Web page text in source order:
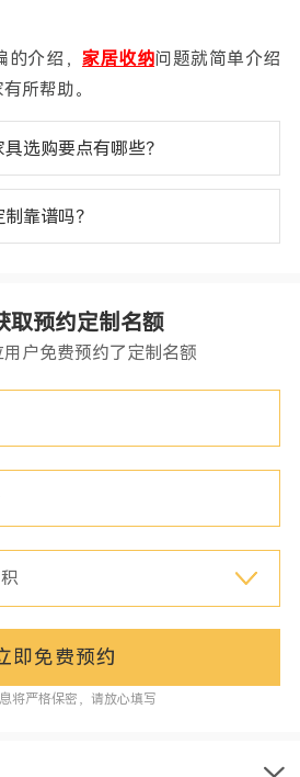
的介绍，家居收纳问题就简单介绍
所帮助。
选购要点有哪些？
靠谱吗？
取预约定制名额
户免费预约了定制名额
即免费预约
将严格保密，请放心填写